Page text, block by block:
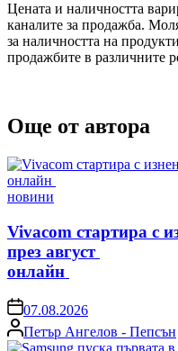
Цената и наличността
каналите за продажба.
за наличността на
продажбите в различните
Още от автора
Posted
новини
Vivacom стартира с
през август
онлайн
on07.08.2026
Posted
by
Петър Ангелов - Пепсън